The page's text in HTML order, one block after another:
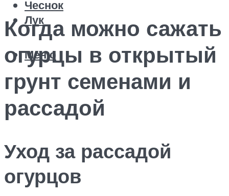
Чеснок
Лук
Меню
Когда можно сажать
огурцы в открытый
грунт семенами и
рассадой
Уход за рассадой
огурцов